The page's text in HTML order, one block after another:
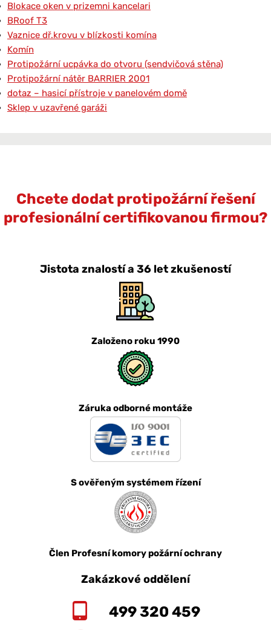
Blokace oken v prizemni kancelari
BRoof T3
Vaznice dř.krovu v blízkosti komína
Komín
Protipožární ucpávka do otvoru (sendvičová stěna)
Protipožární nátěr BARRIER 2001
dotaz – hasicí přístroje v panelovém domě
Sklep v uzavřené garáži
Chcete dodat protipožární řešení
profesionální certifikovanou firmou?
Jistota znalostí a 36 let zkušeností
Založeno roku 1990
Záruka odborné montáže
S ověřeným systémem řízení
Člen Profesní komory požární ochrany
Zakázkové oddělení
499 320 459